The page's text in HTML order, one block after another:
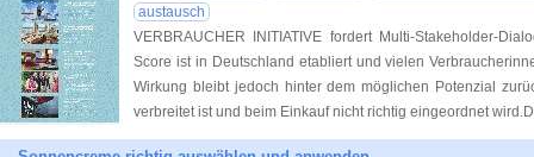
austausch
VERBRAUCHER INITIATIVE fordert Multi-Stakeholder-
Score ist in Deutschland etabliert und vielen
Wirkung bleibt jedoch hinter dem möglichen Potenzial
verbreitet ist und beim Einkauf nicht richtig eingeordnet